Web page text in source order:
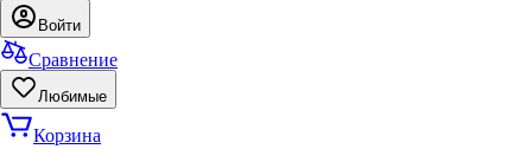
Войти
Сравнение
Любимые
Корзина